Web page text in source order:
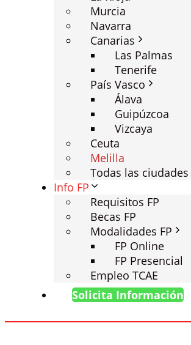
Murcia
Navarra
Canarias
Las Palmas
Tenerife
País Vasco
Álava
Guipúzcoa
Vizcaya
Ceuta
Melilla
Todas las ciudades
Info FP
Requisitos FP
Becas FP
Modalidades FP
FP Online
FP Presencial
Empleo TCAE
Solicita Información